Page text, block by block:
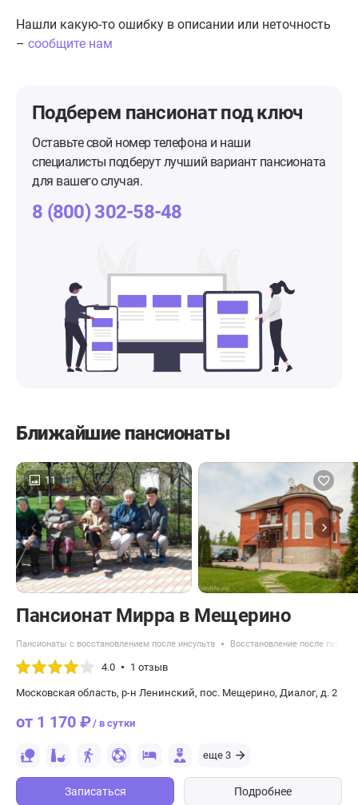
Нашли какую-то ошибку в описании или неточность
– сообщите нам
Подберем пансионатпод ключ
Оставьте свой номер телефона и наши
специалисты подберут лучший вариант пансионата
для вашего случая.
8 (800) 302-58-48
Ближайшие пансионаты
11
Пансионат Мирра в Мещерино
Пансионаты с восстановлением после инсульта Восстановление после
4.0 1 отзыв
Московская область, р-н Ленинский, пос. Мещерино, Диалог, д. 2
от 1 170 ₽/ в сутки
еще 3
Записаться Подробнее